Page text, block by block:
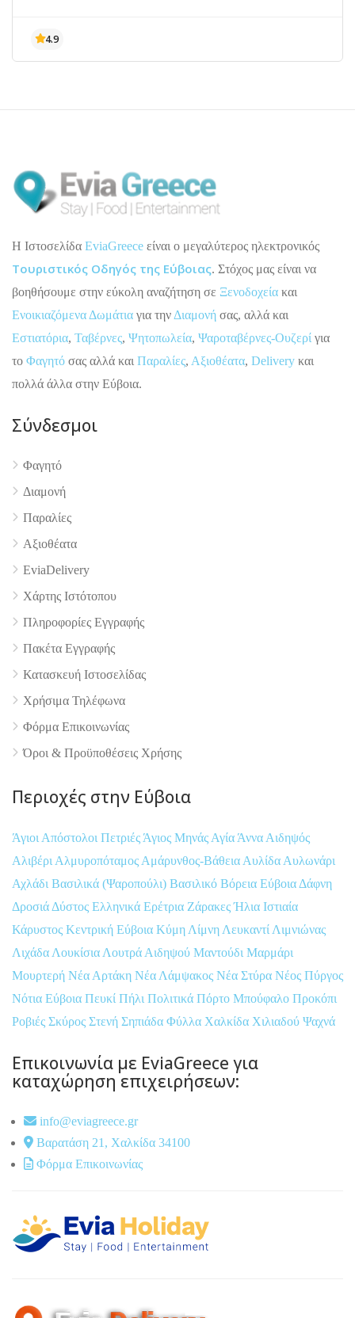
H Ιστοσελίδα EviaGreece είναι ο μεγαλύτερος ηλεκτρονικός
Τουριστικός Οδηγός της Εύβοιας. Στόχος μας είναι να
βοηθήσουμε στην εύκολη αναζήτηση σε Ξενοδοχεία και
Ενοικιαζόμενα Δωμάτια για την Διαμονή σας, αλλά και
Εστιατόρια, Ταβέρνες, Ψητοπωλεία, Ψαροταβέρνες-Ουζερί για
το Φαγητό σας αλλά και Παραλίες, Αξιοθέατα, Delivery και
πολλά άλλα στην Εύβοια.
Σύνδεσμοι
Φαγητό
Διαμονή
Παραλίες
Αξιοθέατα
EviaDelivery
Χάρτης Ιστότοπου
Πληροφορίες Εγγραφής
Πακέτα Εγγραφής
Κατασκευή Ιστοσελίδας
Χρήσιμα Τηλέφωνα
Φόρμα Επικοινωνίας
Όροι & Προϋποθέσεις Xρήσης
Περιοχές στην Εύβοια
Άγιοι Απόστολοι Πετριές Άγιος Μηνάς Αγία Άννα Αιδηψός
Αλιβέρι Αλμυροπόταμος Αμάρυνθος-Βάθεια Αυλίδα Αυλωνάρι
Αχλάδι Βασιλικά (Ψαροπούλι) Βασιλικό Βόρεια Εύβοια Δάφνη
Δροσιά Δύστος Ελληνικά Ερέτρια ΖάρακεςΉλια Ιστιαία
Κάρυστος Κεντρική Εύβοια Κύμη Λίμνη Λευκαντί Λιμνιώνας
Λιχάδα Λουκίσια Λουτρά Αιδηψού Μαντούδι Μαρμάρι
Μουρτερή Νέα Αρτάκη Νέα Λάμψακος Νέα Στύρα Νέος Πύργος
Νότια Εύβοια Πευκί Πήλι Πολιτικά Πόρτο Μπούφαλο Προκόπι
Ροβιές Σκύρος Στενή Σηπιάδα Φύλλα Χαλκίδα Χιλιαδού Ψαχνά
Επικοινωνία με EviaGreece για
καταχώρηση επιχειρήσεων:
info@eviagreece.gr
Βαρατάση 21, Χαλκίδα 34100
Φόρμα Επικοινωνίας